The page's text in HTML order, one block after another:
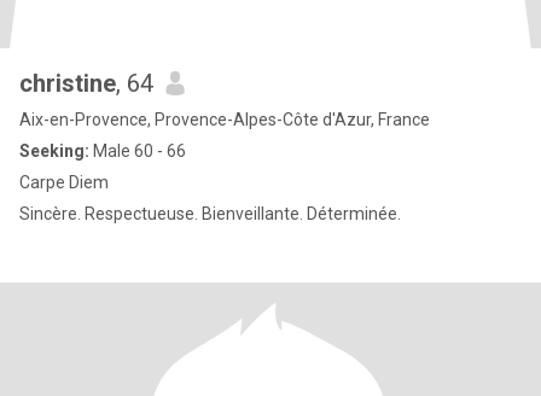
christine, 64
Aix-en-Provence, Provence-Alpes-Côte d'Azur, France
Seeking: Male 60 - 66
Carpe Diem
Sincère. Respectueuse. Bienveillante. Déterminée.